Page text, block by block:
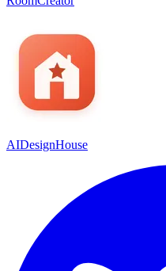
AIDesignHouse